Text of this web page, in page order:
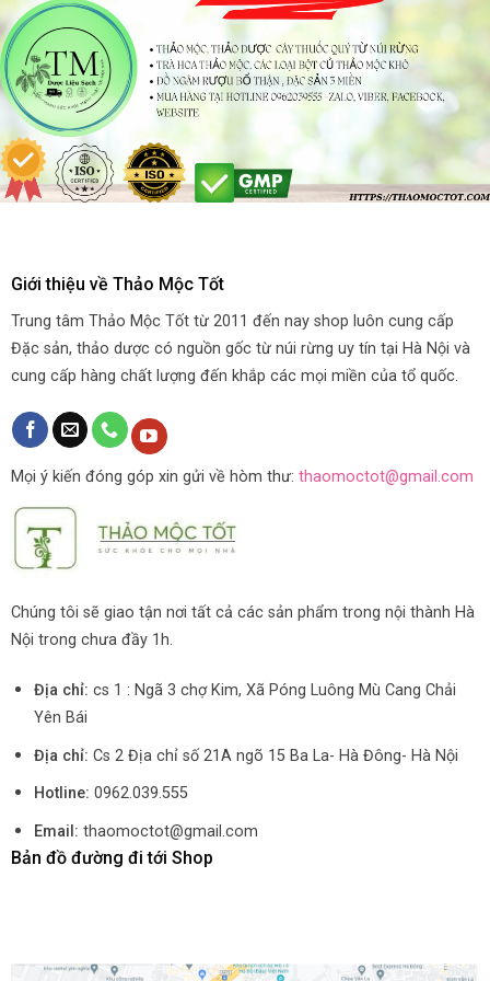
Giới thiệu về Thảo Mộc Tốt
Trung tâm Thảo Mộc Tốt từ 2011 đến nay shop luôn cung cấp
Đặc sản, thảo dược có nguồn gốc từ núi rừng uy tín tại Hà Nội và
cung cấp hàng chất lượng đến khắp các mọi miền của tổ quốc.
Mọi ý kiến đóng góp xin gửi về hòm thư: thaomoctot@gmail.com
Chúng tôi sẽ giao tận nơi tất cả các sản phẩm trong nội thành Hà
Nội trong chưa đầy 1h.
Địa chỉ: cs 1 : Ngã 3 chợ Kim, Xã Póng Luông Mù Cang Chải
Yên Bái
Địa chỉ: Cs 2 Địa chỉ số 21A ngõ 15 Ba La- Hà Đông- Hà Nội
Hotline: 0962.039.555
Email: thaomoctot@gmail.com
Bản đồ đường đi tới Shop